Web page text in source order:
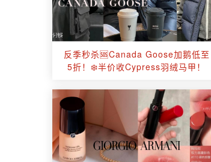
反季秒杀🆘Canada Goose加鹅低至
5折！❄️半价收Cypress羽绒马甲！